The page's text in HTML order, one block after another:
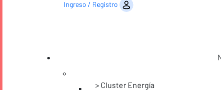
Ingreso / Registro
Cluster Energía